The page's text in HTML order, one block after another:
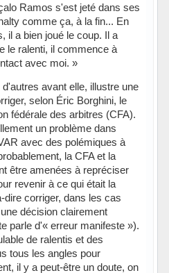
Ramos s'est jeté dans ses
comme ça, à la fin... En
il a bien joué le coup. Il a
le ralenti, il commence à
avec moi. »
avant elle, illustre une
selon Éric Borghini, le
fédérale des arbitres (CFA).
un problème dans
avec des polémiques à
la CFA et la
être amenées à repréciser
revenir à ce qui était la
dire corriger, dans les cas
décision clairement
parle d'« erreur manifeste »).
de ralentis et des
tous les angles pour
il y a peut-être un doute, on